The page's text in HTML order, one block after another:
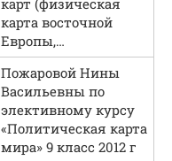
карт (физическая
карта восточной
Европы,…
Пожаровой Нины
Васильевны по
элективному курсу
«Политическая карта
мира» 9 класс 2012 г